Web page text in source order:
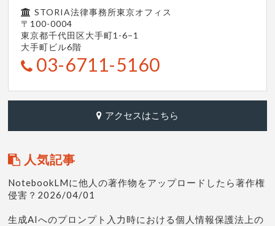
STORIA法律事務所東京オフィス
〒100-0004
東京都千代田区大手町1-6−1
大手町ビル6階
03-6711-5160
アクセスはこちら
人気記事
NotebookLMに他人の著作物をアップロードしたら著作権
侵害？2026/04/01
生成AIへのプロンプト入力時における個人情報保護法上の